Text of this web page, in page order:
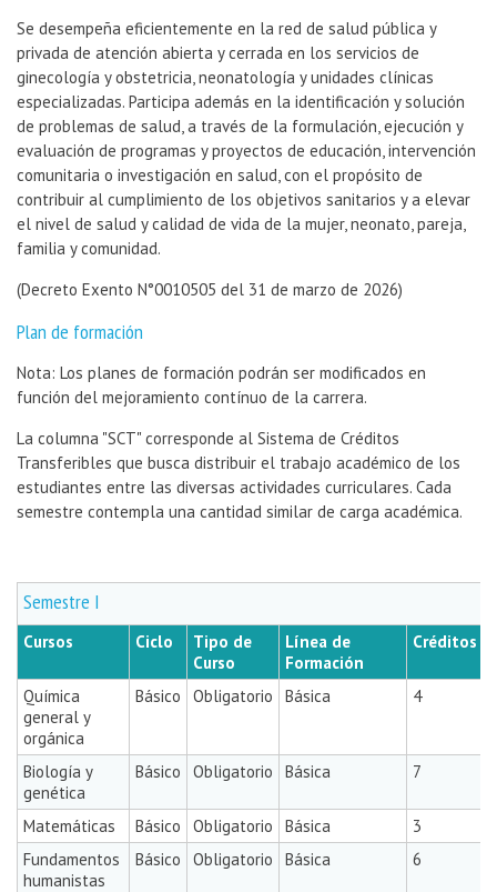
Se desempeña eficientemente en la red de salud pública y
privada de atención abierta y cerrada en los servicios de
ginecología y obstetricia, neonatología y unidades clínicas
especializadas. Participa además en la identificación y solución
de problemas de salud, a través de la formulación, ejecución y
evaluación de programas y proyectos de educación, intervención
comunitaria o investigación en salud, con el propósito de
contribuir al cumplimiento de los objetivos sanitarios y a elevar
el nivel de salud y calidad de vida de la mujer, neonato, pareja,
familia y comunidad.
(Decreto Exento N°0010505 del 31 de marzo de 2026)
Plan de formación
Nota: Los planes de formación podrán ser modificados en
función del mejoramiento contínuo de la carrera.
La columna "SCT" corresponde al Sistema de Créditos
Transferibles que busca distribuir el trabajo académico de los
estudiantes entre las diversas actividades curriculares. Cada
semestre contempla una cantidad similar de carga académica.
Semestre I
Cursos Ciclo
Tipo de
Curso
Línea de
Formación
Créditos
Química
general y
orgánica
Básico Obligatorio Básica 4
Biología y
genética
Básico Obligatorio Básica 7
Matemáticas Básico Obligatorio Básica
3
Fundamentos
humanistas
Básico Obligatorio Básica 6